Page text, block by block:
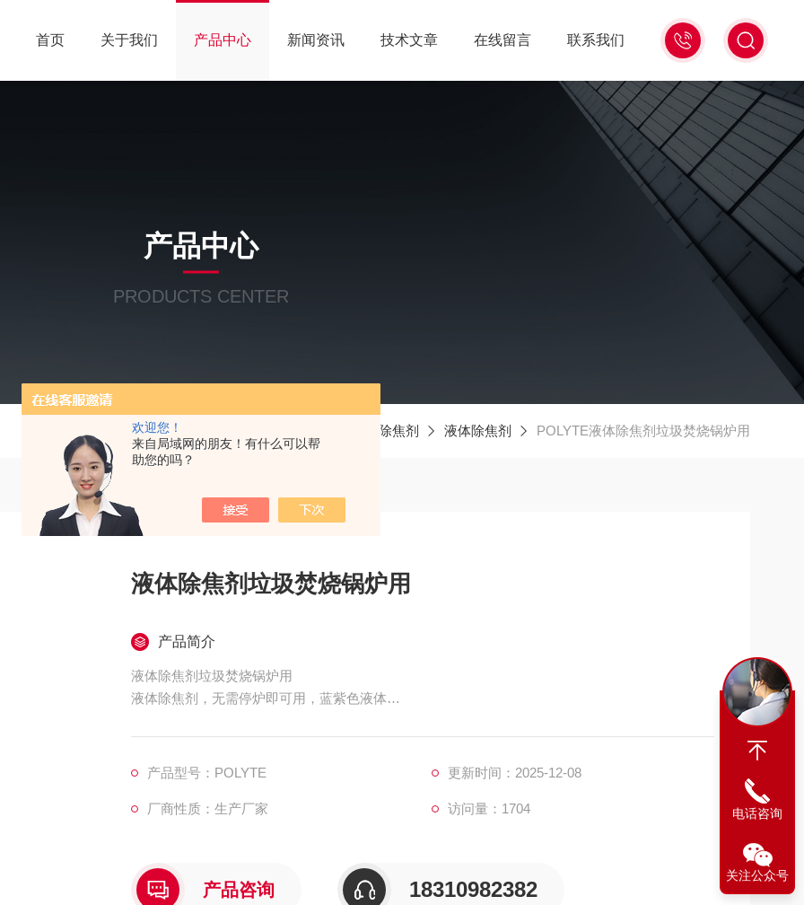
欢迎您！
来自局域网的朋友！有什么可以帮
助您的吗？
010-
84682268
首页 关于我们 产品中心 新闻资讯 技术文章 在线留言 联系我们
产品中心
PRODUCTS CENTER
当前位置： 锅炉除焦剂 液体除焦剂 POLYTE液体除焦剂垃圾焚烧锅炉用
液体除焦剂垃圾焚烧锅炉用
产品简介
液体除焦剂垃圾焚烧锅炉用
液体除焦剂，无需停炉即可用，蓝紫色液体
炉热效率，增大锅炉出力，同时具备助燃、节煤、脱硫等作用，功效全面。
产品型号：POLYTE 更新时间：2025-12-08
厂商性质：生产厂家 访问量：1704
产品咨询 18310982382
电话咨询
关注公众号